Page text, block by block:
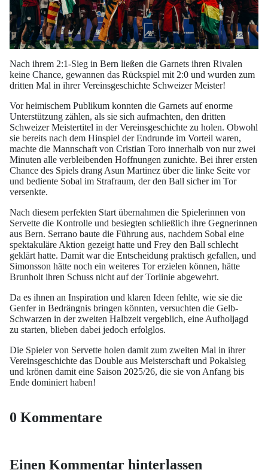
Nach ihrem 2:1-Sieg in Bern ließen die Garnets ihren Rivalen
keine Chance, gewannen das Rückspiel mit 2:0 und wurden zum
dritten Mal in ihrer Vereinsgeschichte Schweizer Meister!
Vor heimischem Publikum konnten die Garnets auf enorme
Unterstützung zählen, als sie sich aufmachten, den dritten
Schweizer Meistertitel in der Vereinsgeschichte zu holen. Obwohl
sie bereits nach dem Hinspiel der Endrunde im Vorteil waren,
machte die Mannschaft von Cristian Toro innerhalb von nur zwei
Minuten alle verbleibenden Hoffnungen zunichte. Bei ihrer ersten
Chance des Spiels drang Asun Martinez über die linke Seite vor
und bediente Sobal im Strafraum, der den Ball sicher im Tor
versenkte.
Nach diesem perfekten Start übernahmen die Spielerinnen von
Servette die Kontrolle und besiegten schließlich ihre Gegnerinnen
aus Bern. Serrano baute die Führung aus, nachdem Sobal eine
spektakuläre Aktion gezeigt hatte und Frey den Ball schlecht
geklärt hatte. Damit war die Entscheidung praktisch gefallen, und
Simonsson hätte noch ein weiteres Tor erzielen können, hätte
Brunholt ihren Schuss nicht auf der Torlinie abgewehrt.
Da es ihnen an Inspiration und klaren Ideen fehlte, wie sie die
Genfer in Bedrängnis bringen könnten, versuchten die Gelb-
Schwarzen in der zweiten Halbzeit vergeblich, eine Aufholjagd
zu starten, blieben dabei jedoch erfolglos.
Die Spieler von Servette holen damit zum zweiten Mal in ihrer
Vereinsgeschichte das Double aus Meisterschaft und Pokalsieg
und krönen damit eine Saison 2025/26, die sie von Anfang bis
Ende dominiert haben!
0 Kommentare
Einen Kommentar hinterlassen